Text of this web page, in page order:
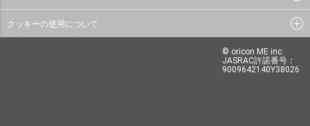
クッキーの使用について
© oricon ME inc.
JASRAC許諾番号：
9009642140Y38026